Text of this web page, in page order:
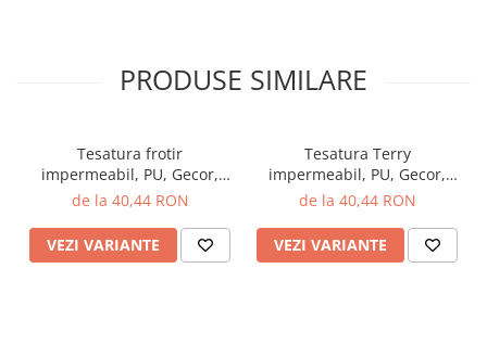
PRODUSE SIMILARE
Tesatura frotir
impermeabil, PU, Gecor,
latime 203 cm, 160 gr/mp,
de la 40,44 RON
VEZI VARIANTE
Tesatura Terry
impermeabil, PU, Gecor,
latime 203 cm, 160 gr/mp,
de la 40,44 RON
VEZI VARIANTE